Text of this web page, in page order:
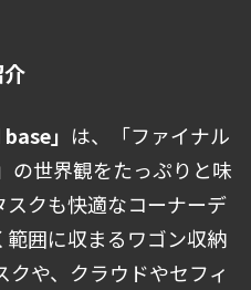
」 は、「ファイナル
の世界観をたっぷりと味
クも快適なコーナーデ
範囲に収まるワゴン収納
や、クラウドやセフィ